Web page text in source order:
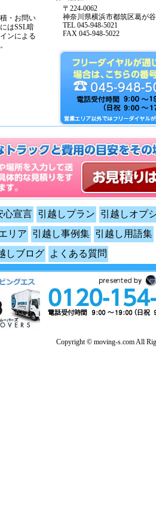
・お問い
はSSL暗
ンによる
〒224-0062
神奈川県横浜市都筑区葛が
TEL 045-948-5021
FAX 045-948-5022
心宣言 引越しプラン
引越しオプ
リア 引越し事例集 引越し用語集
しブログ
よくある質問
Copyright © moving-s.com All